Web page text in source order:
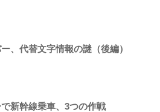
、代替文字情報の謎（後編）
新幹線乗車、3つの作戦